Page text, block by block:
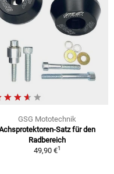
GSG Mototechnik
Satz für den
Radbereich
49,90 €1